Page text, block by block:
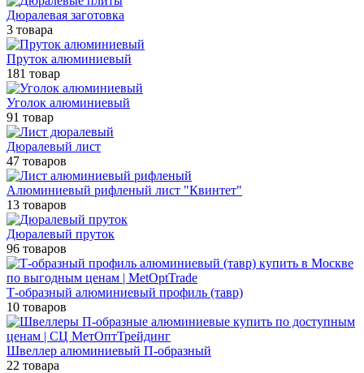
Дюралевая заготовка
3 товара
Пруток алюминиевый
181 товар
Уголок алюминиевый
91 товар
Дюралевый лист
47 товаров
Алюминиевый рифленый лист "Квинтет"
13 товаров
Дюралевый пруток
96 товаров
Т-образный алюминиевый профиль (тавр)
10 товаров
Швеллер алюминиевый П-образный
22 товара